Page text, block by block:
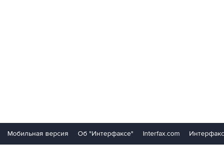
Мобильная версия Об "Интерфаксе" Interfax.com